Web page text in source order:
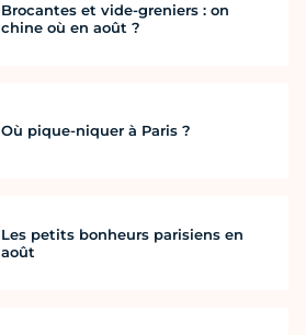
Brocantes et vide-greniers : on
chine où en août ?
Où pique-niquer à Paris ?
Les petits bonheurs parisiens en
août